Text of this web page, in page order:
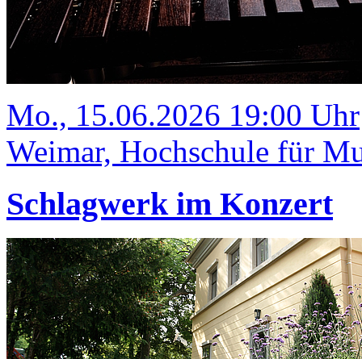
Mo., 15.06.2026 19:00 Uhr
Weimar, Hochschule für
Schlagwerk im Konzert